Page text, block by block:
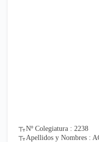
Nº Colegiatura : 2238
Apellidos y Nombres :